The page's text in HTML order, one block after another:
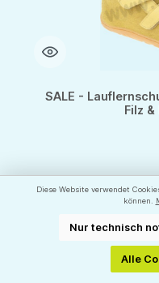
SALE -
Filz &
59,90 €*
Diese Website verwendet
können.
Nur technisch
Alle